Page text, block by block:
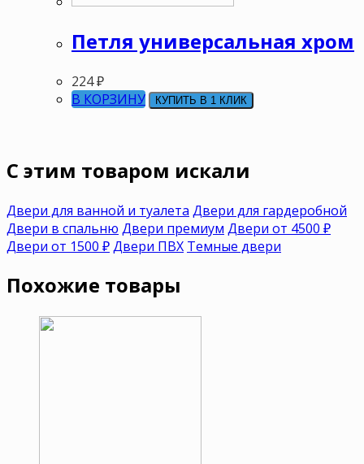
Петля универсальная хром
224₽
В КОРЗИНУ
КУПИТЬ В 1 КЛИК
C этим товаром искали
Двери для ванной и туалета Двери для гардеробной
Двери в спальню Двери премиум Двери от 4500 ₽
Двери от 1500 ₽Двери ПВХ Темные двери
Похожие товары